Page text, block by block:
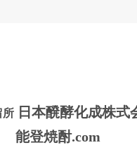
所日本醗酵化成株式
能登焼酎.com